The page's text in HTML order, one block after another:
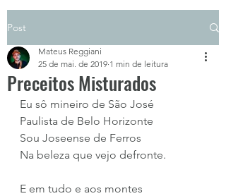
Post
Preceitos Misturados
Mateus Reggiani
25 de mai. de 2019 1 min de leitura
Eu sô mineiro de São José
Paulista de Belo Horizonte
Sou Joseense de Ferros
Na beleza que vejo defronte.
E em tudo e aos montes